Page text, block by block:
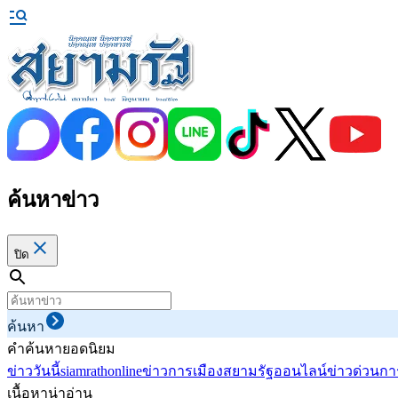
ค้นหาข่าว
ปิด
ค้นหา
คำค้นหายอดนิยม
ข่าววันนี้siamrathonlineข่าวการเมืองสยามรัฐออนไลน์ข่าวด่วนก
เนื้อหาน่าอ่าน